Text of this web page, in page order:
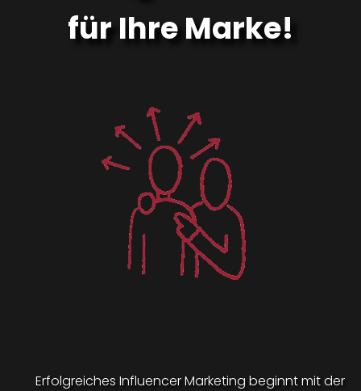
für Ihre Marke!
Erfolgreiches Influencer Marketing beginnt mit der